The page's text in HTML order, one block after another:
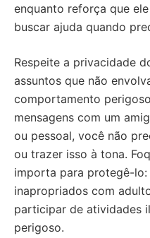
enquanto reforça que
buscar ajuda quando
Respeite a privacidade
assuntos que não
comportamento
mensagens com um
ou pessoal, você não
ou trazer isso à tona.
importa para protegê-lo:
inapropriados com
participar de atividades
perigoso.